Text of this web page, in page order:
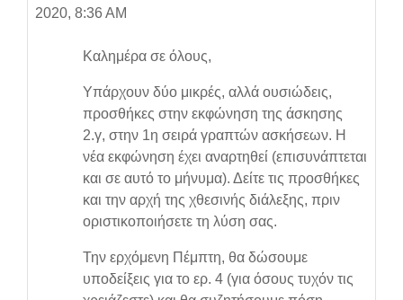
2020, 8:36 AM
Καλημέρα σε όλους,
Υπάρχουν δύο μικρές, αλλά ουσιώδεις,
προσθήκες στην εκφώνηση της άσκησης
2.γ, στην 1η σειρά γραπτών ασκήσεων. Η
νέα εκφώνηση έχει αναρτηθεί (επισυνάπτεται
και σε αυτό το μήνυμα). Δείτε τις προσθήκες
και την αρχή της χθεσινής διάλεξης, πριν
οριστικοποιήσετε τη λύση σας.
Την ερχόμενη Πέμπτη, θα δώσουμε
υποδείξεις για το ερ. 4 (για όσους τυχόν τις